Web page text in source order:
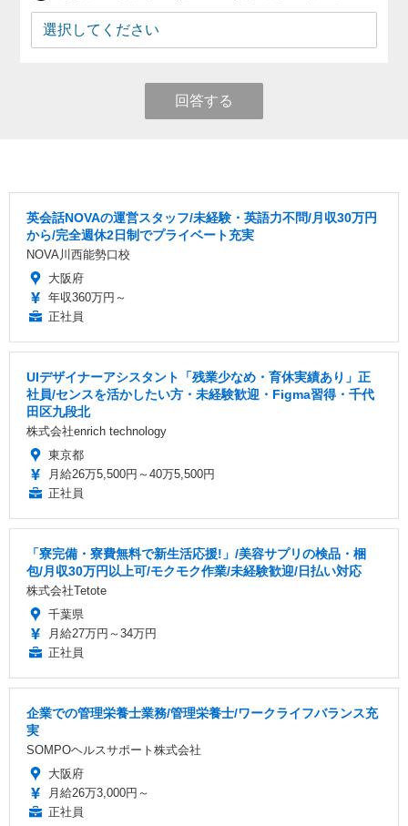
回答する
英会話NOVAの運営スタッフ/未経験・英語力不問/月収30万円
から/完全週休2日制でプライベート充実
NOVA川西能勢口校
大阪府
年収360万円～
正社員
UIデザイナーアシスタント「残業少なめ・育休実績あり」正
社員/センスを活かしたい方・未経験歓迎・Figma習得・千代
田区九段北
株式会社enrich technology
東京都
月給26万5,500円～40万5,500円
正社員
「寮完備・寮費無料で新生活応援!」/美容サプリの検品・梱
包/月収30万円以上可/モクモク作業/未経験歓迎/日払い対応
株式会社Tetote
千葉県
月給27万円～34万円
正社員
企業での管理栄養士業務/管理栄養士/ワークライフバランス充
実
SOMPOヘルスサポート株式会社
大阪府
月給26万3,000円～
正社員